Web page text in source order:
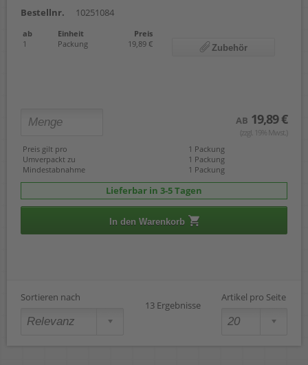
Bestellnr.
10251084
ab Einheit
Preis
1
Packung 19,89 € Zubehör
AB 19,89 €
(zzgl. 19% Mwst.)
Preis gilt pro
1 Packung
Umverpackt zu
1 Packung
Mindestabnahme
1 Packung
Lieferbar in 3-5 Tagen
In den Warenkorb
Sortieren nach
13 Ergebnisse
Artikel pro Seite